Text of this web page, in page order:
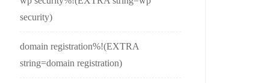
security)
domain registration%!(EXTRA
string=domain registration)